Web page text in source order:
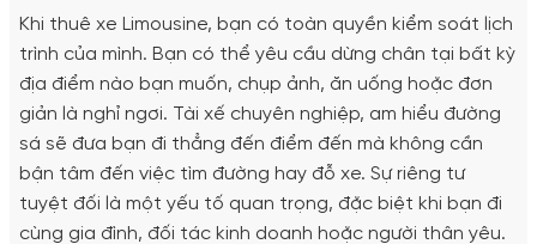
Khi thuê xe Limousine, bạn có toàn quyền kiểm soát lịch
trình của mình. Bạn có thể yêu cầu dừng chân tại bất kỳ
địa điểm nào bạn muốn, chụp ảnh, ăn uống hoặc đơn
giản là nghỉ ngơi. Tài xế chuyên nghiệp, am hiểu đường
sá sẽ đưa bạn đi thẳng đến điểm đến mà không cần
bận tâm đến việc tìm đường hay đỗ xe. Sự riêng tư
tuyệt đối là một yếu tố quan trọng, đặc biệt khi bạn đi
cùng gia đình, đối tác kinh doanh hoặc người thân yêu.